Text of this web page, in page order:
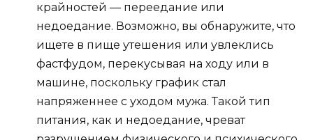
крайностей — переедание или
недоедание. Возможно, вы обнаружите, что
ищете в пище утешения или увлеклись
фастфудом, перекусывая на ходу или в
машине, поскольку график стал
напряженнее с уходом мужа. Такой тип
питания, как и недоедание, чреват